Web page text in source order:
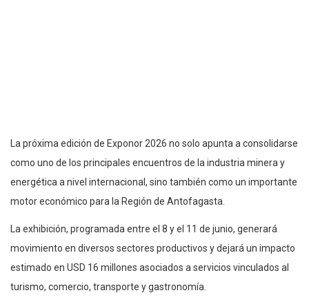
La próxima edición de Exponor 2026 no solo apunta a consolidarse
como uno de los principales encuentros de la industria minera y
energética a nivel internacional, sino también como un importante
motor económico para la Región de Antofagasta.
La exhibición, programada entre el 8 y el 11 de junio, generará
movimiento en diversos sectores productivos y dejará un impacto
estimado en USD 16 millones asociados a servicios vinculados al
turismo, comercio, transporte y gastronomía.